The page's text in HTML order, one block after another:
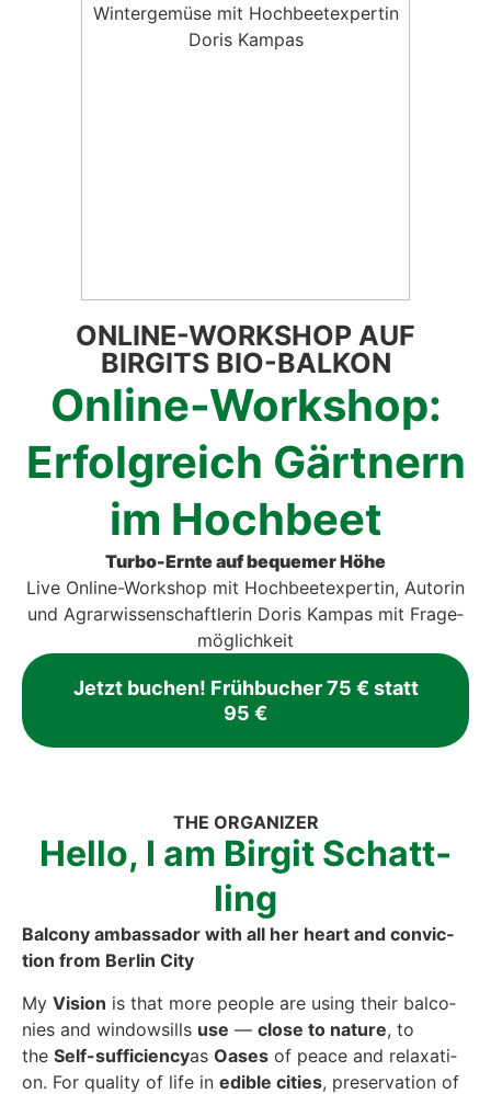
ONLINE-WORK­SHOP AUF
BIRGITS BIO-BAL­KON
Online-Work­shop:
Erfolg­reich Gärt­nern
im Hoch­beet
Tur­bo-Ern­te auf beque­mer Höhe
Live Online-Work­shop mit Hoch­beet­ex­per­tin, Autorin
und Agrar­wis­sen­schaft­le­rin Doris Kam­pas mit Fra­ge­
mög­lich­keit
Jetzt buchen! Früh­bu­cher 75 € statt
95 €
THE ORGA­NI­ZER
Hel­lo, I am Bir­git Schatt­
ling
Bal­c­o­ny ambassa­dor with all her heart and con­vic­
tion from Ber­lin City
My Visi­on is that more peo­p­le are using their bal­co­
nies and win­dows­ills use — clo­se to natu­re, to
the Self-suf­fi­ci­en­cyas Oases of peace and rela­xa­ti­
on. For qua­li­ty of life in edi­ble cities, pre­ser­va­ti­on of